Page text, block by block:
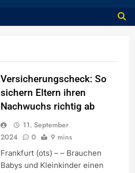
Versicherungscheck: So
sichern Eltern ihren
Nachwuchs richtig ab
11. September
2024
0 9 mins
Frankfurt (ots) – – Brauchen
Babys und Kleinkinder einen